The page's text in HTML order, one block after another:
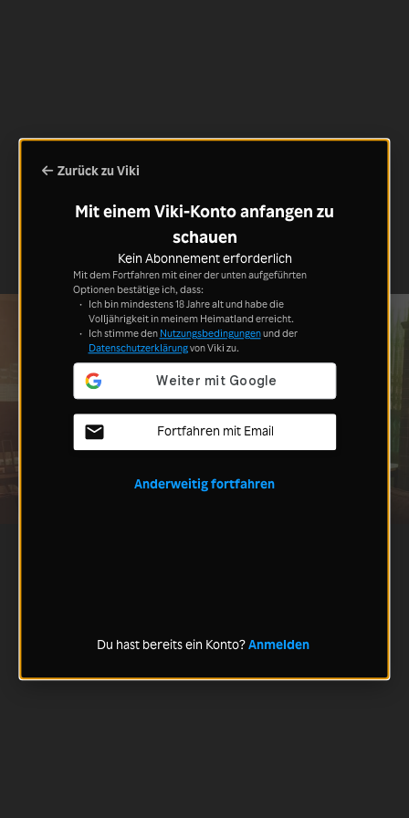
Zurück zu Viki
Mit einem Viki-Konto anfangen zu
schauen
Kein Abonnement erforderlich
Mit dem Fortfahren mit einer der unten aufgeführten
Optionen bestätige ich, dass:
Ich bin mindestens 18 Jahre alt und habe die
Volljährigkeit in meinem Heimatland erreicht.
Ich stimme den Nutzungsbedingungenund der
Datenschutzerklärungvon Viki zu.
Fortfahren mit Email
Anderweitig fortfahren
Du hast bereits ein Konto?Anmelden